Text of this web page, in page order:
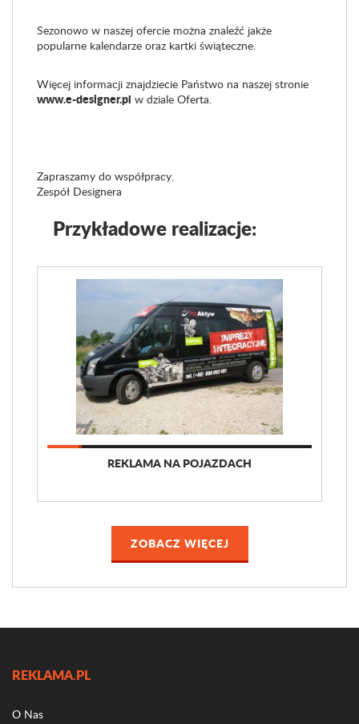
Sezonowo w naszej ofercie można znaleźć jakże
popularne kalendarze oraz kartki świąteczne.
Więcej informacji znajdziecie Państwo na naszej stronie
www.e-designer.pl w dziale Oferta.
Zapraszamy do współpracy.
Zespół Designera
Przykładowe realizacje:
REKLAMA NA POJAZDACH
ZOBACZ WIĘCEJ
REKLAMA.PL
O Nas